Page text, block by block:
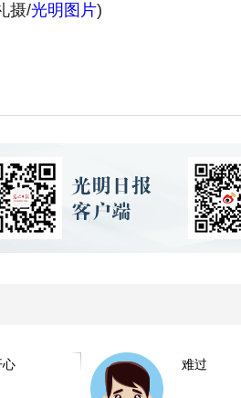
摄/光明图片)
心 难过